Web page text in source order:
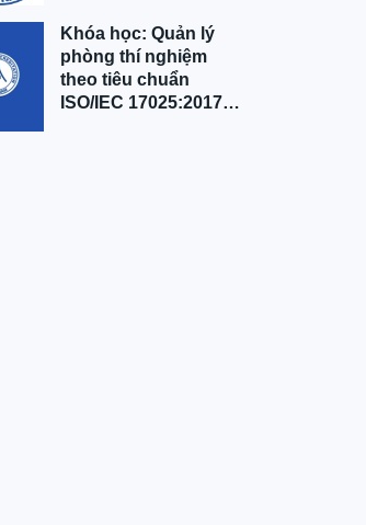
phương pháp; Đảm
bảo giá trị sử dụng
của kết quả” tại Hà
Nội
Khóa học: Quản lý
phòng thí nghiệm
theo tiêu chuẩn
ISO/IEC 17025:2017